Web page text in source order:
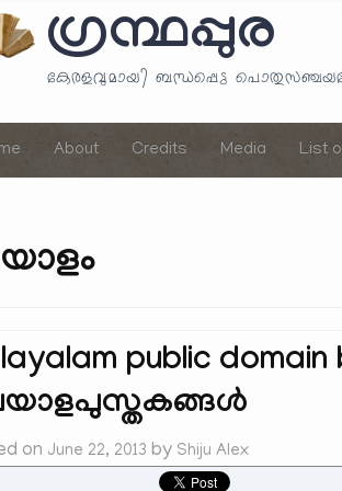
ഗ്രന്ഥപ്പുര
കേരളവുമായി ബന്ധപ്പെട്ട
About Credits Media List
public
on June 22, 2013 by Shiju Alex